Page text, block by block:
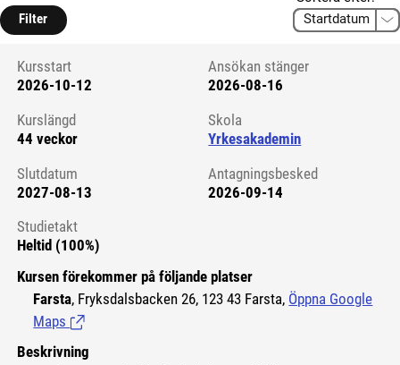
Filter
Kursstart 6131280
Kursstart
2026-10-12
Ansökan stänger
2026-08-16
Kurslängd
44 veckor
Skola
Yrkesakademin
Slutdatum
2027-08-13
Antagningsbesked
2026-09-14
Studietakt
Heltid (100%)
Kursen förekommer på följande platser
Farsta, Fryksdalsbacken 26, 123 43 Farsta, Öppna Google
Maps (Länk till extern sida.)
Beskrivning